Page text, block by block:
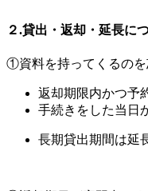
２.貸出・返却・延長に
①資料を持ってくるのを
返却期限内かつ予
手続きをした当日
長期貸出期間は延